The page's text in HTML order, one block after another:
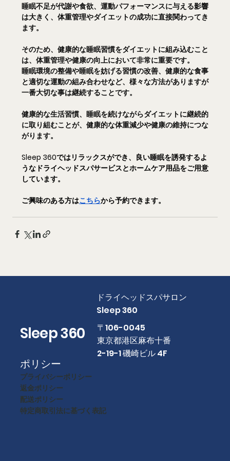
睡眠不足が代謝や食欲、運動パフォーマンスに与える影響
は大きく、体重管理やダイエットの成功に直接関わってき
ます。
そのため、健康的な睡眠習慣をダイエットに組み込むこと
は、体重管理や健康の向上において非常に重要です。
睡眠環境の整備や睡眠を妨げる習慣の改善、健康的な食事
と適切な運動の組み合わせなど、様々な方法がありますが
一番大切な事は継続することです。
健康的な生活習慣、睡眠を続けながらダイエットに継続的
に取り組むことが、健康的な体重減少や健康の維持につな
がります。
Sleep 360ではリラックスができ、良い睡眠を誘発するよ
うなドライヘッドスパサービスとホームケア用品をご用意
しています。
ご興味のある方はこちらから予約できます。
Sleep 360
ポリシー
プライバシーポリシー
返金ポリシー
配送ポリシー
特定商取引法に基づく表記
​ドライヘッドスパサロン
Sleep 360
​〒106-0045
東京都港区麻布十番
2-19-1 磯崎ビル 4F